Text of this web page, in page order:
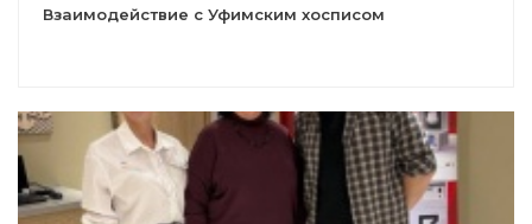
Взаимодействие с Уфимским хосписом